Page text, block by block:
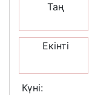
Таң
Екінті
Күні: